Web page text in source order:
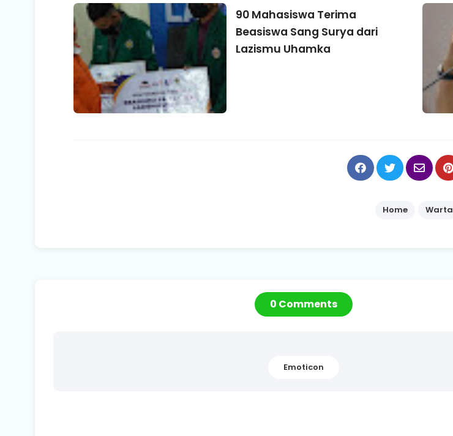
90 Mahasiswa Terima
Beasiswa Sang Surya dari
Lazismu Uhamka
Home Warta
0 Comments
Emoticon